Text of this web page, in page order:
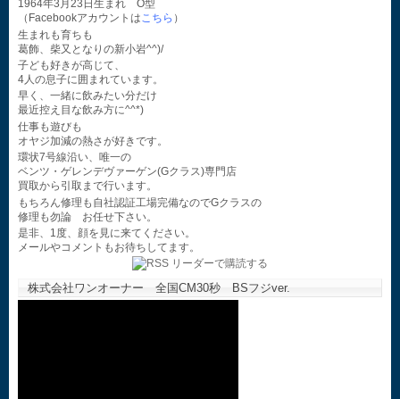
1964年3月23日生まれ O型
（Facebookアカウントはこちら ）
生まれも育ちも
葛飾、柴又となりの新小岩^^)/
子ども好きが高じて、
4人の息子に囲まれています。
早く、一緒に飲みたい分だけ
最近控え目な飲み方に^^*)
仕事も遊びも
オヤジ加減の熱さが好きです。
環状7号線沿い、唯一の
ベンツ・ゲレンデヴァーゲン(Gクラス)専門店
買取から引取まで行います。
もちろん修理も自社認証工場完備なのでGクラスの
修理も勿論 お任せ下さい。
是非、1度、顔を見に来てください。
メールやコメントもお待ちしてます。
株式会社ワンオーナー 全国CM30秒 BSフジver.